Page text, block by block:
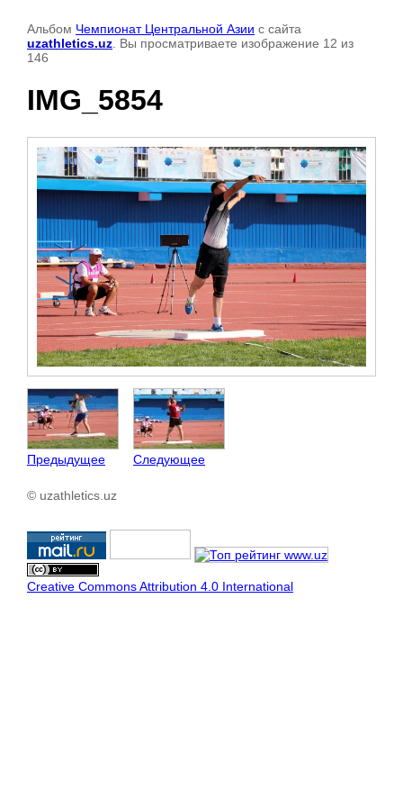
Альбом Чемпионат Центральной Азии с сайта
uzathletics.uz . Вы просматриваете изображение 12 из
146
IMG_5854
Предыдущее Следующее
© uzathletics.uz
Creative Commons Attribution 4.0 International